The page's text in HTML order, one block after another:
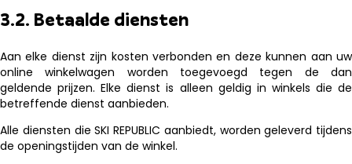
3.2. Betaalde diensten
Aan elke dienst zijn kosten verbonden en deze kunnen aan uw
online winkelwagen worden toegevoegd tegen de dan
geldende prijzen. Elke dienst is alleen geldig in winkels die de
betreffende dienst aanbieden.
Alle diensten die SKI REPUBLIC aanbiedt, worden geleverd tijdens
de openingstijden van de winkel.